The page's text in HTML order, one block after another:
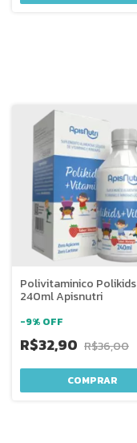
Polivitaminico Polikids
240ml Apisnutri
-9% OFF
R$32,90 R$36,00